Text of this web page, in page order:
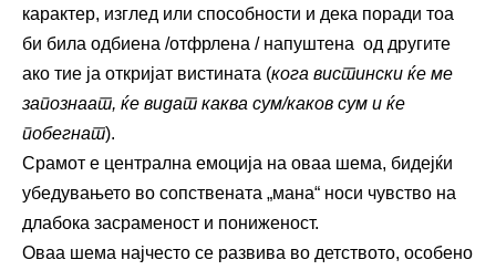
карактер, изглед или способности и дека поради тоа
би била одбиена /отфрлена / напуштена од другите
ако тие ја откријат вистината (кога вистински ќе ме
запознаат, ќе видат каква сум/каков сум и ќе
побегнат).
Срамот е централна емоција на оваа шема, бидејќи
убедувањето во сопствената „мана“ носи чувство на
длабока засраменост и пониженост.
Оваа шема најчесто се развива во детството, особено